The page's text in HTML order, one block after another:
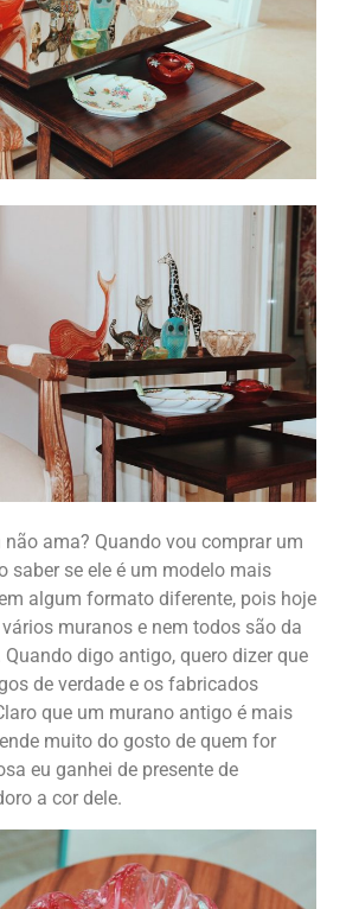
não ama? Quando vou comprar um
saber se ele é um modelo mais
algum formato diferente, pois hoje
muranos e nem todos são da
digo antigo, quero dizer que
de verdade e os fabricados
que um murano antigo é mais
muito do gosto de quem for
eu ganhei de presente de
a cor dele.